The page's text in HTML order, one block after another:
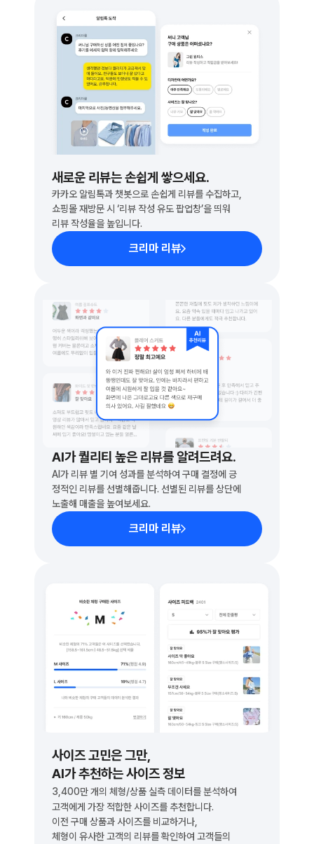
새로운 리뷰는 손쉽게 쌓으세요.
카카오 알림톡과 챗봇으로 손쉽게 리뷰를 수집하고,
쇼핑몰 재방문 시 ‘리뷰 작성 유도 팝업창’을 띄워
리뷰 작성율을 높입니다.
크리마 리뷰
AI가 퀄리티 높은 리뷰를 알려드려요.
AI가 리뷰 별 기여 성과를 분석하여 구매 결정에 긍
정적인 리뷰를 선별해줍니다. 선별된 리뷰를 상단에
노출해 매출을 높여보세요.
크리마 리뷰
사이즈 고민은 그만,
AI가 추천하는 사이즈 정보
3,400만 개의 체형/상품 실측 데이터를 분석하여
고객에게 가장 적합한 사이즈를 추천합니다.
이전 구매 상품과 사이즈를 비교하거나,
체형이 유사한 고객의 리뷰를 확인하여 고객들의